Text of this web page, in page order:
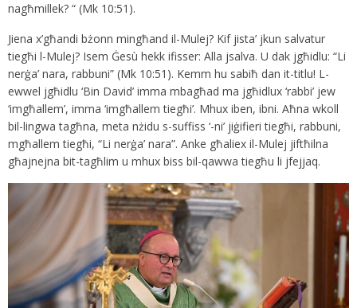
nagħmillek? “ (Mk 10:51).
Jiena x’għandi bżonn mingħand il-Mulej? Kif jista’ jkun salvatur
tiegħi l-Mulej? Isem Ġesù hekk ifisser: Alla jsalva. U dak jgħidlu: “Li
nerġa’ nara, rabbuni” (Mk 10:51). Kemm hu sabiħ dan it-titlu! L-
ewwel jgħidlu ‘Bin David’ imma mbagħad ma jgħidlux ‘rabbi’ jew
‘imgħallem’, imma ‘imgħallem tiegħi’. Mhux iben, ibni. Aħna wkoll
bil-lingwa tagħna, meta nżidu s-suffiss ‘-ni’ jiġifieri tiegħi, rabbuni,
mgħallem tiegħi, “Li nerġa’ nara”. Anke għaliex il-Mulej jiftħilna
għajnejna bit-tagħlim u mhux biss bil-qawwa tiegħu li jfejjaq.